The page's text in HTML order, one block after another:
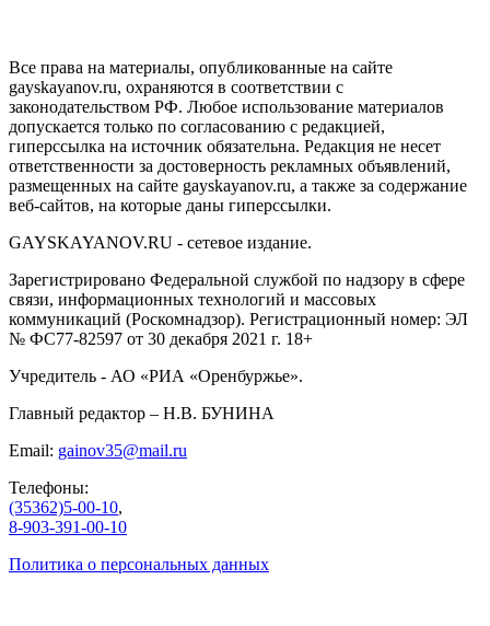
Все права на материалы, опубликованные на сайте
gayskayanov.ru, охраняются в соответствии с
законодательством РФ. Любое использование материалов
допускается только по согласованию с редакцией,
гиперссылка на источник обязательна. Редакция не несет
ответственности за достоверность рекламных объявлений,
размещенных на сайте gayskayanov.ru, а также за содержание
веб-сайтов, на которые даны гиперссылки.
GAYSKAYANOV.RU - сетевое издание.
Зарегистрировано Федеральной службой по надзору в сфере
связи, информационных технологий и массовых
коммуникаций (Роскомнадзор). Регистрационный номер: ЭЛ
№ ФС77-82597 от 30 декабря 2021 г. 18+
Учредитель - АО «РИА «Оренбуржье».
Главный редактор – Н.В. БУНИНА
Email: gainov35@mail.ru
Телефоны:
(35362)5-00-10,
8-903-391-00-10
Политика о персональных данных